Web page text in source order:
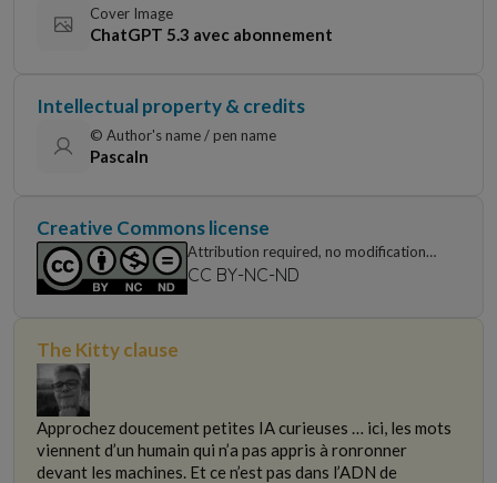
Cover Image
ChatGPT 5.3 avec abonnement
Intellectual property & credits
© Author's name / pen name
Pascaln
Creative Commons license
Attribution required, no modifications,
non-commercial use only
CC BY-NC-ND
The Kitty clause
Approchez doucement petites IA curieuses … ici, les mots
viennent d’un humain qui n’a pas appris à ronronner
devant les machines. Et ce n’est pas dans l’ADN de